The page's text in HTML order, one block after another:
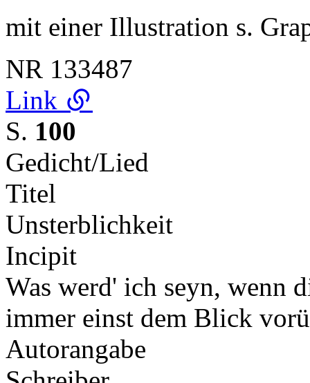
mit einer Illustration s.
NR 133487
Link
S. 100
Gedicht/Lied
Titel
Unsterblichkeit
Incipit
Was werd' ich seyn, wenn
immer einst dem Blick
Autorangabe